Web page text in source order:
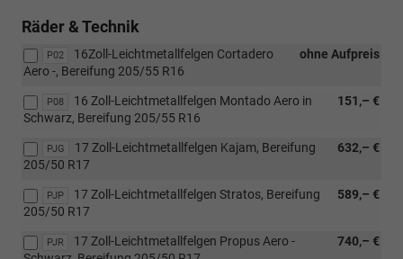
Räder & Technik
P02 ohne Aufpreis
16Zoll-Leichtmetallfelgen Cortadero
Aero -, Bereifung 205/55 R16
P08 151,– €
16 Zoll-Leichtmetallfelgen Montado Aero in
Schwarz, Bereifung 205/55 R16
PJG 632,– €
17 Zoll-Leichtmetallfelgen Kajam, Bereifung
205/50 R17
PJP 589,– €
17 Zoll-Leichtmetallfelgen Stratos, Bereifung
205/50 R17
PJR 740,– €
17 Zoll-Leichtmetallfelgen Propus Aero -